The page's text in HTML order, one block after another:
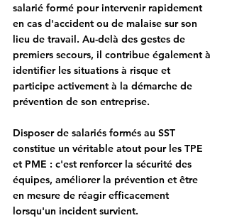
salarié formé pour intervenir rapidement
en cas d'accident ou de malaise sur son
lieu de travail. Au-delà des gestes de
premiers secours, il contribue également à
identifier les situations à risque et
participe activement à la démarche de
prévention de son entreprise.
Disposer de salariés formés au SST
constitue un véritable atout pour les TPE
et PME : c'est renforcer la sécurité des
équipes, améliorer la prévention et être
en mesure de réagir efficacement
lorsqu'un incident survient.